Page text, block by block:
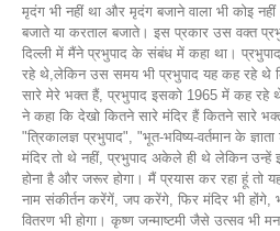
मृदंग भी नहीं था और मृदंग बजाने वाला भी कोइ
बजाते या करताल बजाते। इस प्रकार उस वक्त
दिल्ली में मैंने प्रभुपाद के संबंध में कहा था।
रहे थे,लेकिन उस समय भी प्रभुपाद यह कह रहे थे
सारे मेरे भक्त हैं, प्रभुपाद इसको 1965 में कह रहे
ने कहा कि देखो कितने सारे मंदिर हैं कितने सारे
"त्रिकालज्ञ प्रभुपाद", "भूत-भविष्य-वर्तमान के
मंदिर तो थे नहीं, प्रभुपाद अकेले ही थे लेकिन उन्हें
होना है और जरूर होगा। मैं प्रयास कर रहा हूं तो
नाम संकीर्तन करेंगें, जप करेंगे, फिर मंदिर भी होंगे,
वितरण भी होगा। कृष्ण जन्माष्टमी जैसे उत्सव भी